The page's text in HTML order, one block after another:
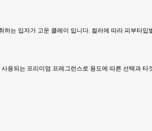
하는 입자가 고운 클레이 입니다. 컬러에 따라 피부타
용되는 프리미엄 프레그런스로 용도에 따른 선택과